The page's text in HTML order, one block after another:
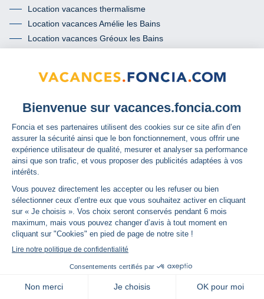
map Carte
Location vacances thermalisme
Location vacances Amélie les Bains
Location vacances Gréoux les Bains
Qui sommes-nous ?
GSI by Foncia
L'assurance
Les services confort
Les services glisse
Mini box wifi nomade
Moyens de paiement acceptés
Avis clients par Immodvisor
Les états des lieux dématérialisés
Offre pour tous
Offre réservée aux clients Foncia